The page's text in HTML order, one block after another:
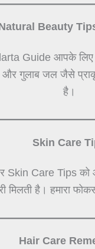
Beauty
Guide आपके
और गुलाब जल जैसे
है।
Skin Care
Care Tips
है। हमारा
Hair Care